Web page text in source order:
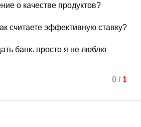
о качестве продуктов?
считаете эффективную ставку?
банк. просто я не люблю
0 / 1